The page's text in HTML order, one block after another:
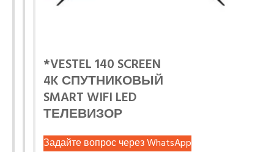
*VESTEL 140 SCREEN
4K СПУТНИКОВЫЙ
SMART WIFI LED
ТЕЛЕВИЗОР
Задайте вопрос через WhatsApp